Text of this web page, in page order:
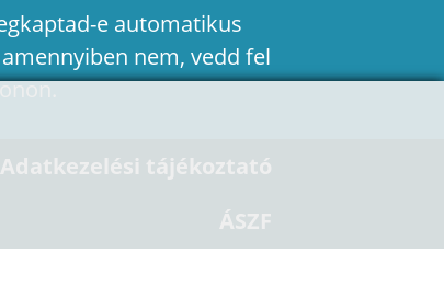
e automatikus
nem, vedd fel
Adatkezelési tájékoztató
ÁSZF